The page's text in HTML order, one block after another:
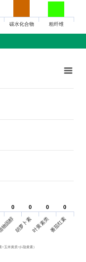
碳水化合物 粗纤维
玉米黄质+β-隐黄素）
0
0 0
0 0
0 0
0
固醇胡萝卜素叶黄素类番茄红素